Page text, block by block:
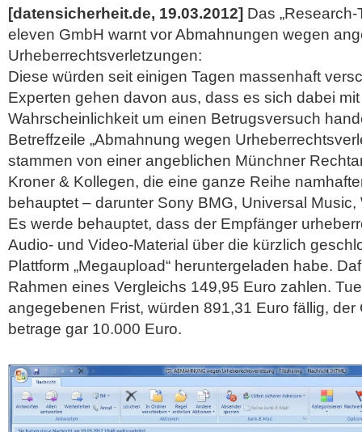
[datensicherheit.de, 19.03.2012] Das „Research-
eleven GmbH warnt vor Abmahnungen wegen
Urheberrechtsverletzungen:
Diese würden seit einigen Tagen massenhaft
Experten gehen davon aus, dass es sich dabei
Wahrscheinlichkeit um einen Betrugsversuch
Betreffzeile „Abmahnung wegen
stammen von einer angeblichen Münchner
Kroner & Kollegen, die eine ganze Reihe
behauptet – darunter Sony BMG, Universal
Es werde behauptet, dass der Empfänger
Audio- und Video-Material über die kürzlich
Plattform „Megaupload“ heruntergeladen habe.
Rahmen eines Vergleichs 149,95 Euro zahlen.
angegebenen Frist, würden 891,31 Euro fällig, der
betrage gar 10.000 Euro.